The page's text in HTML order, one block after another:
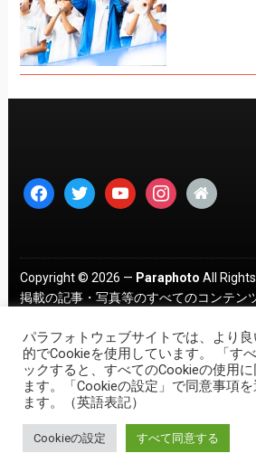
facebooktwitter youtubeinstagram
home
Copyright © 2026 — Paraphoto All
掲載の記事・写真等のすべてのコンテン
パラフォトウェブサイトでは、より
的でCookieを使用しています。 「す
ックすると、すべてのCookieの使用
ます。「Cookieの設定」で同意事項
ます。（英語表記）
Cookieの設定 すべて同意する